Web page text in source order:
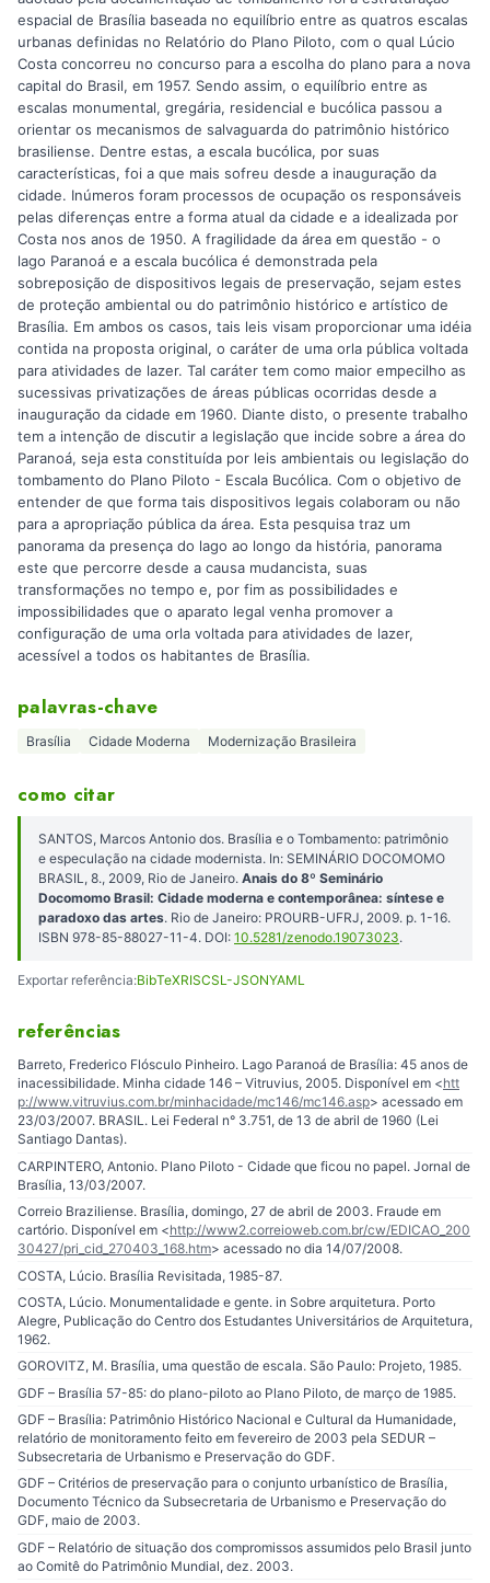
espacial de Brasília baseada no equilíbrio entre as quatros escalas
urbanas definidas no Relatório do Plano Piloto, com o qual Lúcio
Costa concorreu no concurso para a escolha do plano para a nova
capital do Brasil, em 1957. Sendo assim, o equilíbrio entre as
escalas monumental, gregária, residencial e bucólica passou a
orientar os mecanismos de salvaguarda do patrimônio histórico
brasiliense. Dentre estas, a escala bucólica, por suas
características, foi a que mais sofreu desde a inauguração da
cidade. Inúmeros foram processos de ocupação os responsáveis
pelas diferenças entre a forma atual da cidade e a idealizada por
Costa nos anos de 1950. A fragilidade da área em questão - o
lago Paranoá e a escala bucólica é demonstrada pela
sobreposição de dispositivos legais de preservação, sejam estes
de proteção ambiental ou do patrimônio histórico e artístico de
Brasília. Em ambos os casos, tais leis visam proporcionar uma idéia
contida na proposta original, o caráter de uma orla pública voltada
para atividades de lazer. Tal caráter tem como maior empecilho as
sucessivas privatizações de áreas públicas ocorridas desde a
inauguração da cidade em 1960. Diante disto, o presente trabalho
tem a intenção de discutir a legislação que incide sobre a área do
Paranoá, seja esta constituída por leis ambientais ou legislação do
tombamento do Plano Piloto - Escala Bucólica. Com o objetivo de
entender de que forma tais dispositivos legais colaboram ou não
para a apropriação pública da área. Esta pesquisa traz um
panorama da presença do lago ao longo da história, panorama
este que percorre desde a causa mudancista, suas
transformações no tempo e, por fim as possibilidades e
impossibilidades que o aparato legal venha promover a
configuração de uma orla voltada para atividades de lazer,
acessível a todos os habitantes de Brasília.
palavras-chave
Brasília Cidade Moderna Modernização Brasileira
como citar
SANTOS, Marcos Antonio dos. Brasília e o Tombamento: patrimônio
e especulação na cidade modernista. In: SEMINÁRIO DOCOMOMO
BRASIL, 8., 2009, Rio de Janeiro. Anais do 8º Seminário
Docomomo Brasil: Cidade moderna e contemporânea: síntese e
paradoxo das artes. Rio de Janeiro: PROURB-UFRJ, 2009. p. 1-16.
ISBN 978-85-88027-11-4. DOI: 10.5281/zenodo.19073023.
Exportar referência:BibTeXRISCSL-JSONYAML
referências
Barreto, Frederico Flósculo Pinheiro. Lago Paranoá de Brasília: 45 anos de
inacessibilidade. Minha cidade 146 – Vitruvius, 2005. Disponível em <htt
p://www.vitruvius.com.br/minhacidade/mc146/mc146.asp> acessado em
23/03/2007. BRASIL. Lei Federal n° 3.751, de 13 de abril de 1960 (Lei
Santiago Dantas).
CARPINTERO, Antonio. Plano Piloto - Cidade que ficou no papel. Jornal de
Brasília, 13/03/2007.
Correio Braziliense. Brasília, domingo, 27 de abril de 2003. Fraude em
cartório. Disponível em <http://www2.correioweb.com.br/cw/EDICAO_200
30427/pri_cid_270403_168.htm> acessado no dia 14/07/2008.
COSTA, Lúcio. Brasília Revisitada, 1985-87.
COSTA, Lúcio. Monumentalidade e gente. in Sobre arquitetura. Porto
Alegre, Publicação do Centro dos Estudantes Universitários de Arquitetura,
1962.
GOROVITZ, M. Brasília, uma questão de escala. São Paulo: Projeto, 1985.
GDF – Brasília 57-85: do plano-piloto ao Plano Piloto, de março de 1985.
GDF – Brasília: Patrimônio Histórico Nacional e Cultural da Humanidade,
relatório de monitoramento feito em fevereiro de 2003 pela SEDUR –
Subsecretaria de Urbanismo e Preservação do GDF.
GDF – Critérios de preservação para o conjunto urbanístico de Brasília,
Documento Técnico da Subsecretaria de Urbanismo e Preservação do
GDF, maio de 2003.
GDF – Relatório de situação dos compromissos assumidos pelo Brasil junto
ao Comitê do Patrimônio Mundial, dez. 2003.